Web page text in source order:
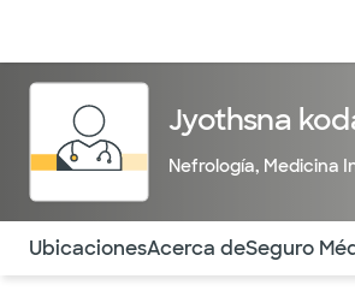
Jyothsna
Nefrología, Medicina
Utilice esta navegación para saltar
UbicacionesAcerca deSeguro